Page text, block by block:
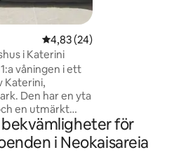
4,83 av 5 i genomsnittligt
4,83 (24)
i Katerini
våningen i ett
Katerini,
Den har en yta
en utmärkt
har 1 sovrum
bäddsoffa, ett
och ett badrum.
bekvämligheter för
i Neokaisareia